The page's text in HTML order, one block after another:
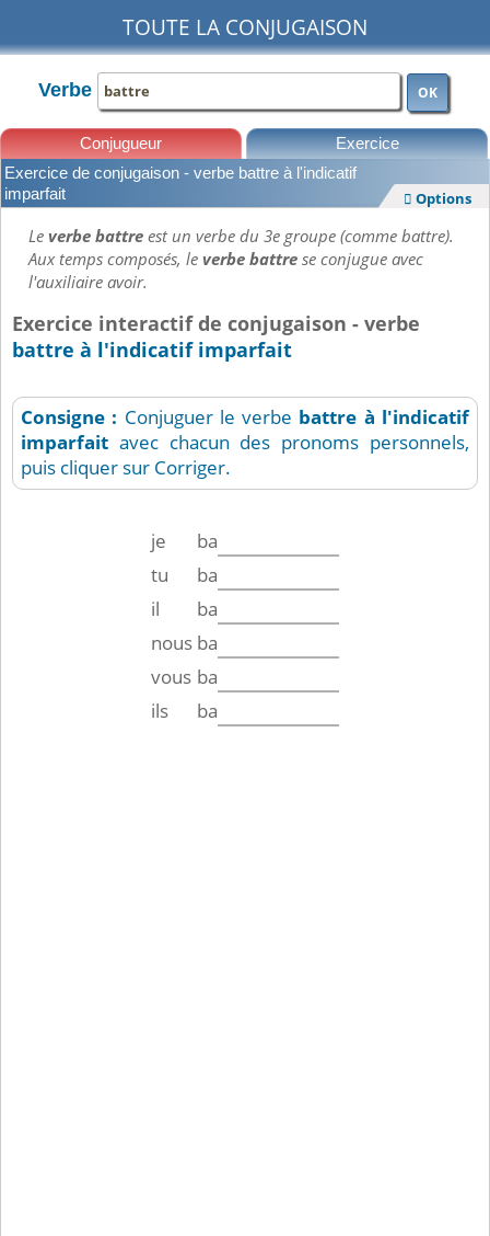
TOUTE LA CONJUGAISON
Verbe OK
Conjugueur Exercice
Leçons
Exercice de conjugaison - verbe battre à l'indicatif
imparfait
 Options
Leverbe battreest un verbe du 3e groupe (comme battre).
Aux temps composés, leverbe battrese conjugue avec
l'auxiliaire avoir.
Exercice interactif de conjugaison - verbe
battre à l'indicatif imparfait
Consigne : Conjuguer le verbe battre à l'indicatif
imparfait avec chacun des pronoms personnels,
puis cliquer sur Corriger.
je
ba
tu
ba
il
ba
nous ba
vous ba
ils
ba